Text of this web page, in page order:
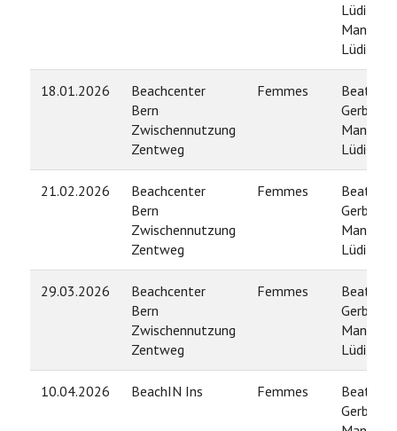
Lüdi /
Manuela
Lüdi
18.01.2026
Beachcenter
Bern
Zwischennutzung
Zentweg
Femmes
Beatrice
Gerber /
Manuela
Lüdi
21.02.2026
Beachcenter
Bern
Zwischennutzung
Zentweg
Femmes
Beatrice
Gerber /
Manuela
Lüdi
29.03.2026
Beachcenter
Bern
Zwischennutzung
Zentweg
Femmes
Beatrice
Gerber /
Manuela
Lüdi
10.04.2026 BeachIN Ins Femmes
Beatrice
Gerber /